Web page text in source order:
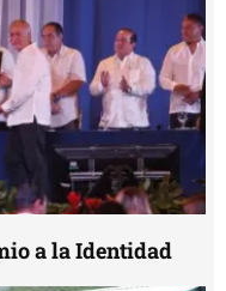
a la Identidad